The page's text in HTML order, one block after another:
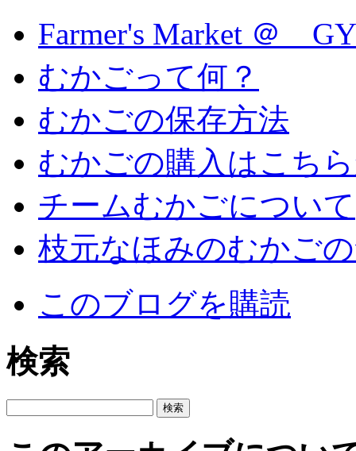
Farmer's Market ＠
むかごって何？
むかごの保存方法
むかごの購入はこち
チームむかごについて
枝元なほみのむかご
このブログを購読
検索